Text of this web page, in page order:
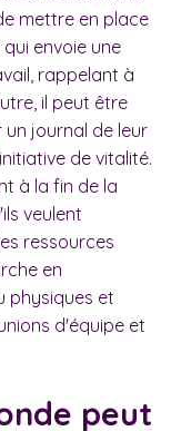
mettre en place
envoie une
rappelant à
il peut être
journal de leur
de vitalité.
à la fin de la
veulent
ressources
en
physiques et
d'équipe et
peut